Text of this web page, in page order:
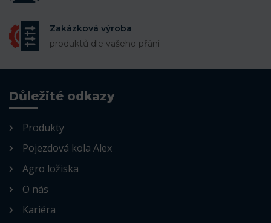
Zakázková výroba
produktů dle vašeho přání
Důležité odkazy
Produkty
Pojezdová kola Alex
Agro ložiska
O nás
Kariéra